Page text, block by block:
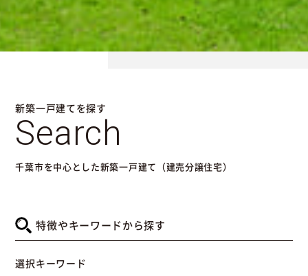
新築一戸建てを探す
Search
千葉市を中心とした新築一戸建て（建売分譲住宅）
特徴やキーワードから探す
選択キーワード